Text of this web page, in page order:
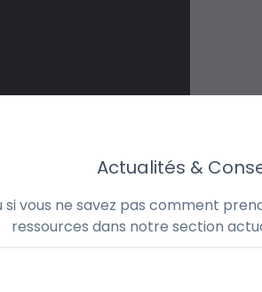
Actualités &
si vous ne savez pas comment
ressources dans notre section